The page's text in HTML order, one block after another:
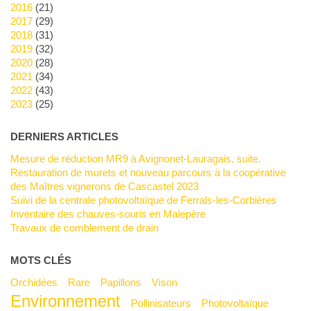
2016(21)
2017(29)
2018(31)
2019(32)
2020(28)
2021 (34)
2022(43)
2023(25)
DERNIERS ARTICLES
Mesure de réduction MR9 à Avignonet-Lauragais, suite.
Restauration de murets et nouveau parcours à la coopérative
des Maîtres vignerons de Cascastel 2023
Suivi de la centrale photovoltaïque de Ferrals-les-Corbières
Inventaire des chauves-souris en Malepère
Travaux de comblement de drain
MOTS CLÉS
Orchidées
Rare Papillons Vison
Environnement Pollinisateurs
Photovoltaïque